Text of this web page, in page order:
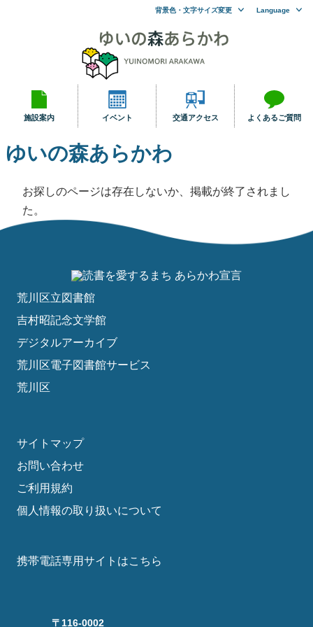
背景色・文字サイズ変更 Language
施設案内 イベント 交通アクセス よくあるご質問
ゆいの森あらかわ
お探しのページは存在しないか、掲載が終了されまし
た。
〒116-0002
サイトマップ
お問い合わせ
ご利用規約
個人情報の取り扱いについて
携帯電話専用サイトはこちら
荒川区立図書館
吉村昭記念文学館
デジタルアーカイブ
荒川区電子図書館サービス
荒川区